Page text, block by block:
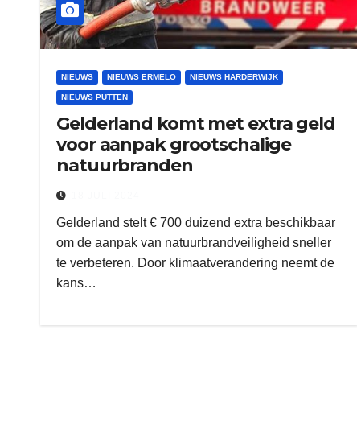
NIEUWS NIEUWS ERMELO NIEUWS HARDERWIJK
NIEUWS PUTTEN
Gelderland komt met extra geld
voor aanpak grootschalige
natuurbranden
Gelderland stelt € 700 duizend extra beschikbaar
om de aanpak van natuurbrandveiligheid sneller
te verbeteren. Door klimaatverandering neemt de
kans…